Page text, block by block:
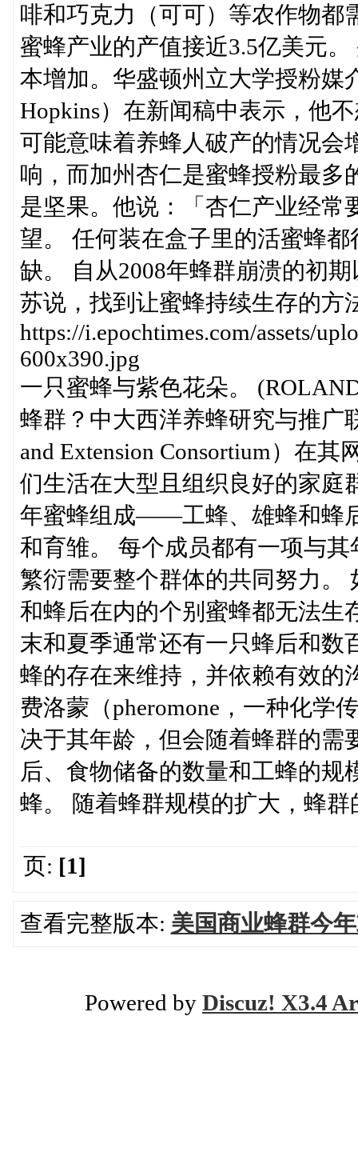
啡和巧克力（可可）等农作物都
蜜蜂产业的产值接近3.5亿美元
本增加。华盛顿州立大学授粉媒
Hopkins）在新闻稿中表示，他
可能意味着养蜂人破产的情况会
响，而加州杏仁是蜜蜂授粉最多
是坚果。他说：「杏仁产业经常
望。 任何装在盒子里的活蜜蜂
缺。 自从2008年蜂群崩溃的初
苏说，找到让蜜蜂持续生存的方
https://i.epochtimes.com/assets/
600x390.jpg
一只蜜蜂与紫色花朵。
蜂群？中大西洋养蜂研究与推广
and Extension Consortium）在
们生活在大型且组织良好的家庭
年蜜蜂组成——工蜂、雄蜂和蜂
和育雏。 每个成员都有一项与
繁衍需要整个群体的共同努力。
和蜂后在内的个别蜜蜂都无法生
末和夏季通常还有一只蜂后和数
蜂的存在来维持，并依赖有效的
费洛蒙（pheromone，一种化学
决于其年龄，但会随着蜂群的需
后、食物储备的数量和工蜂的规
蜂。 随着蜂群规模的扩大，蜂
页: [1]
查看完整版本: 美国商业蜂群今
Powered by Discuz! X3.4